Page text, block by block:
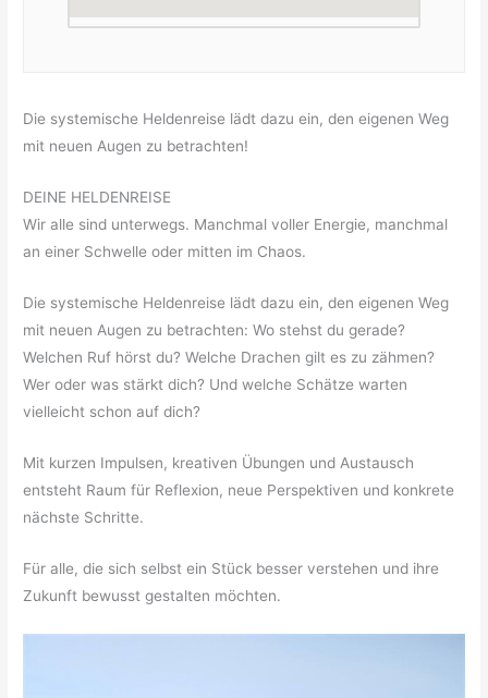
Die systemische Heldenreise lädt dazu ein, den eigenen Weg
mit neuen Augen zu betrachten!
DEINE HELDENREISE
Wir alle sind unterwegs. Manchmal voller Energie, manchmal
an einer Schwelle oder mitten im Chaos.
Die systemische Heldenreise lädt dazu ein, den eigenen Weg
mit neuen Augen zu betrachten: Wo stehst du gerade?
Welchen Ruf hörst du? Welche Drachen gilt es zu zähmen?
Wer oder was stärkt dich? Und welche Schätze warten
vielleicht schon auf dich?
Mit kurzen Impulsen, kreativen Übungen und Austausch
entsteht Raum für Reflexion, neue Perspektiven und konkrete
nächste Schritte.
Für alle, die sich selbst ein Stück besser verstehen und ihre
Zukunft bewusst gestalten möchten.